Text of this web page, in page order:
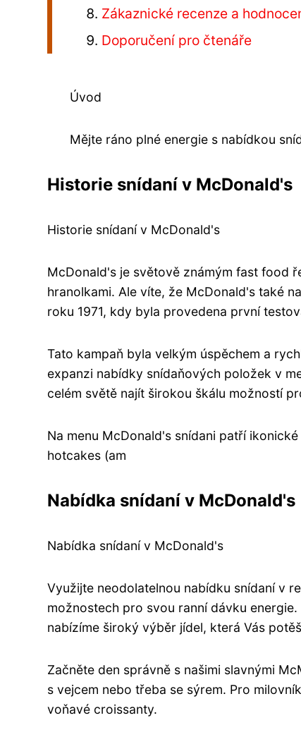
Zákaznické recenze a
Doporučení pro čtenáře
Úvod
Mějte ráno plné energie s nabídkou
Historie snídaní v McDonald's
Historie snídaní v McDonald's
McDonald's je světově známým fast food
hranolkami. Ale víte, že McDonald's také
roku 1971, kdy byla provedena první
Tato kampaň byla velkým úspěchem a
expanzi nabídky snídaňových položek v
celém světě najít širokou škálu možností
Na menu McDonald's snídani patří
hotcakes (am
Nabídka snídaní v McDonald's
Nabídka snídaní v McDonald's
Využijte neodolatelnou nabídku snídaní v
možnostech pro svou ranní dávku
nabízíme široký výběr jídel, která Vás
Začněte den správně s našimi slavnými
s vejcem nebo třeba se sýrem. Pro
voňavé croissanty.